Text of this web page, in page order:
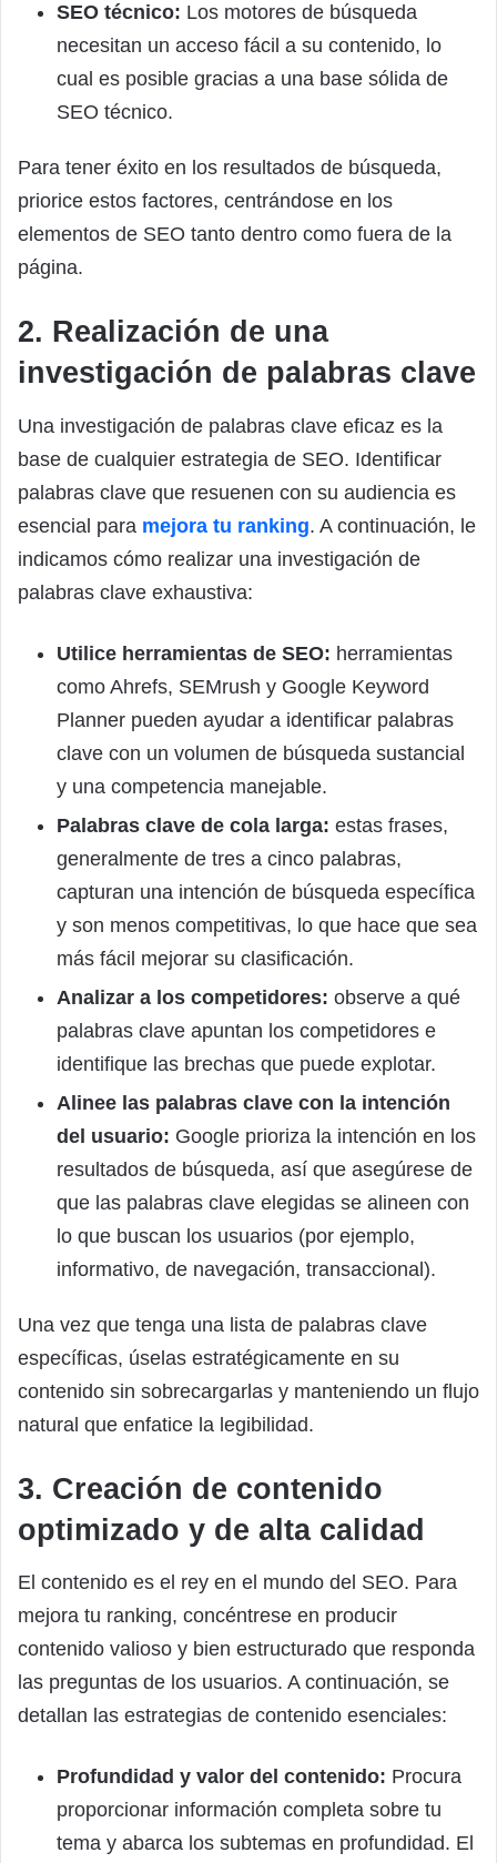
SEO técnico: Los motores de búsqueda
necesitan un acceso fácil a su contenido, lo
cual es posible gracias a una base sólida de
SEO técnico.
Para tener éxito en los resultados de búsqueda,
priorice estos factores, centrándose en los
elementos de SEO tanto dentro como fuera de la
página.
2. Realización de una
investigación de palabras clave
Una investigación de palabras clave eficaz es la
base de cualquier estrategia de SEO. Identificar
palabras clave que resuenen con su audiencia es
esencial para mejora tu ranking. A continuación, le
indicamos cómo realizar una investigación de
palabras clave exhaustiva:
Utilice herramientas de SEO: herramientas
como Ahrefs, SEMrush y Google Keyword
Planner pueden ayudar a identificar palabras
clave con un volumen de búsqueda sustancial
y una competencia manejable.
Palabras clave de cola larga: estas frases,
generalmente de tres a cinco palabras,
capturan una intención de búsqueda específica
y son menos competitivas, lo que hace que sea
más fácil mejorar su clasificación.
Analizar a los competidores: observe a qué
palabras clave apuntan los competidores e
identifique las brechas que puede explotar.
Alinee las palabras clave con la intención
del usuario: Google prioriza la intención en los
resultados de búsqueda, así que asegúrese de
que las palabras clave elegidas se alineen con
lo que buscan los usuarios (por ejemplo,
informativo, de navegación, transaccional).
Una vez que tenga una lista de palabras clave
específicas, úselas estratégicamente en su
contenido sin sobrecargarlas y manteniendo un flujo
natural que enfatice la legibilidad.
3. Creación de contenido
optimizado y de alta calidad
El contenido es el rey en el mundo del SEO. Para
mejora tu ranking, concéntrese en producir
contenido valioso y bien estructurado que responda
las preguntas de los usuarios. A continuación, se
detallan las estrategias de contenido esenciales:
Profundidad y valor del contenido: Procura
proporcionar información completa sobre tu
tema y abarca los subtemas en profundidad. El